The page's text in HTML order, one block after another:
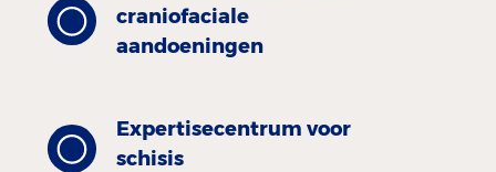
craniofaciale
aandoeningen
Expertisecentrum voor
schisis